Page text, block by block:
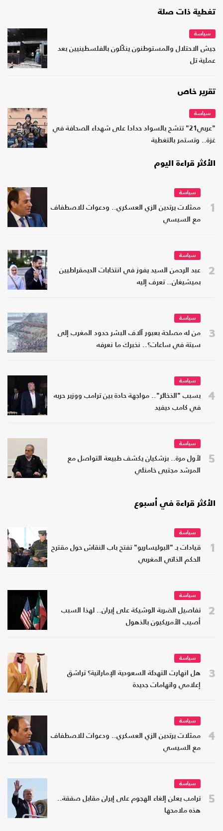
تغطية ذات صلة
سياسة
جيش الاحتلال والمستوطنون ينكّلون بالفلسطينيين بعد
عملية تل
تقرير خاص
سياسة
"عربي21" تتشح بالسواد حدادا على شهداء الصحافة في
غزة.. وتستمر بالتغطية
الأكثر قراءة اليوم
1
سياسة
ممثلات يرتدين الزي العسكري.. ودعوات للاصطفاف
مع السيسي
2
سياسة
عبد الرحمن السيد يفوز في انتخابات الديمقراطيين
بميشيغان.. تعرف إليه
3
سياسة
من له مصلحة بعبور آلاف البشر حدود المغرب إلى
سبتة في ساعات؟.. نخبرك ما نعرفه
4
سياسة
بسبب "الذخائر".. مواجهة حادة بين ترامب ووزير حربه
في كامب ديفيد
5
سياسة
لأول مرة.. بزشكيان يكشف طبيعة التواصل مع
المرشد مجتبى خامنئي
الأكثر قراءة في أسبوع
1
سياسة
قيادات بـ "البوليساريو" تفتح باب النقاش حول مقترح
الحكم الذاتي المغربي
2
سياسة
تفاصيل الضربة الوشيكة على إيران.. لهذا السبب
أصيب الأمريكيون بالذهول
3
سياسة
هل انهارت التهدئة السعودية الإماراتية؟ تراشق
إعلامي واتهامات جديدة
4
سياسة
ممثلات يرتدين الزي العسكري.. ودعوات للاصطفاف
مع السيسي
5
سياسة
ترامب يعلن إلغاء الهجوم على إيران مقابل صفقة..
هذه ملامحها